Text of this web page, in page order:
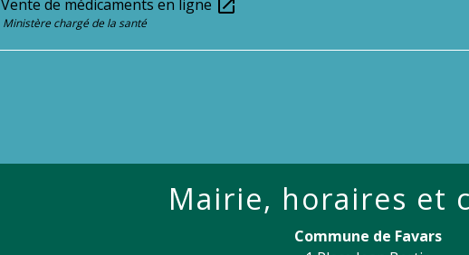
Vente de médicaments en ligne open_in_new
Ministère chargé de la santé
Mairie, horaires et
Commune de Favars